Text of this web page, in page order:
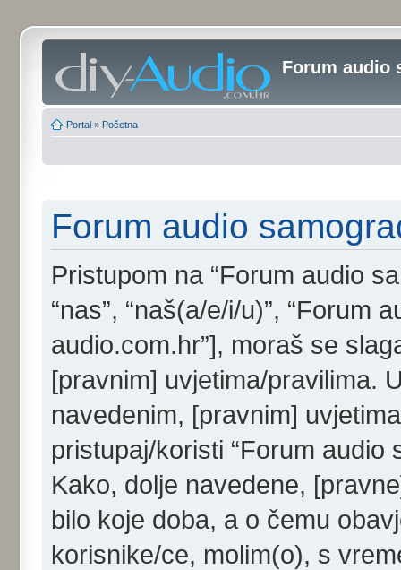
Forum audio
Portal » Početna
Forum audio
Pristupom na “Forum audio
“nas”, “naš(a/e/i/u)”, “Forum
audio.com.hr”], moraš se
[pravnim] uvjetima/pravilima.
navedenim, [pravnim]
pristupaj/koristi “Forum audio
Kako, dolje navedene,
bilo koje doba, a o čemu
korisnike/ce, molim(o), s